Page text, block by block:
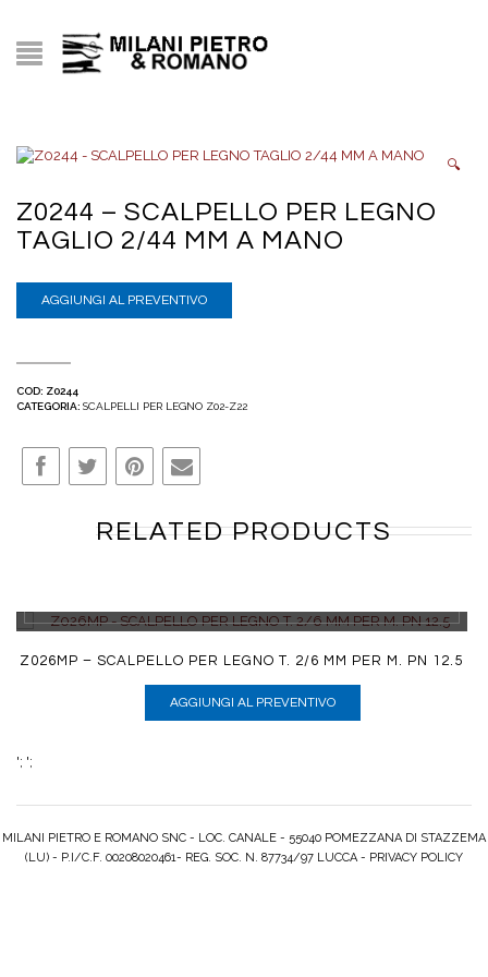
🔍
Z0244 – SCALPELLO PER LEGNO
TAGLIO 2/44 MM A MANO
AGGIUNGI AL PREVENTIVO
COD: Z0244
CATEGORIA: SCALPELLI PER LEGNO Z02-Z22
RELATED PRODUCTS
Z026MP – SCALPELLO PER LEGNO T. 2/6 MM PER M. PN 12.5
AGGIUNGI AL PREVENTIVO
'; ';
MILANI PIETRO E ROMANO SNC - LOC. CANALE - 55040 POMEZZANA DI STAZZEMA
(LU) - P.I/C.F. 00208020461- REG. SOC. N. 87734/97 LUCCA - PRIVACY POLICY